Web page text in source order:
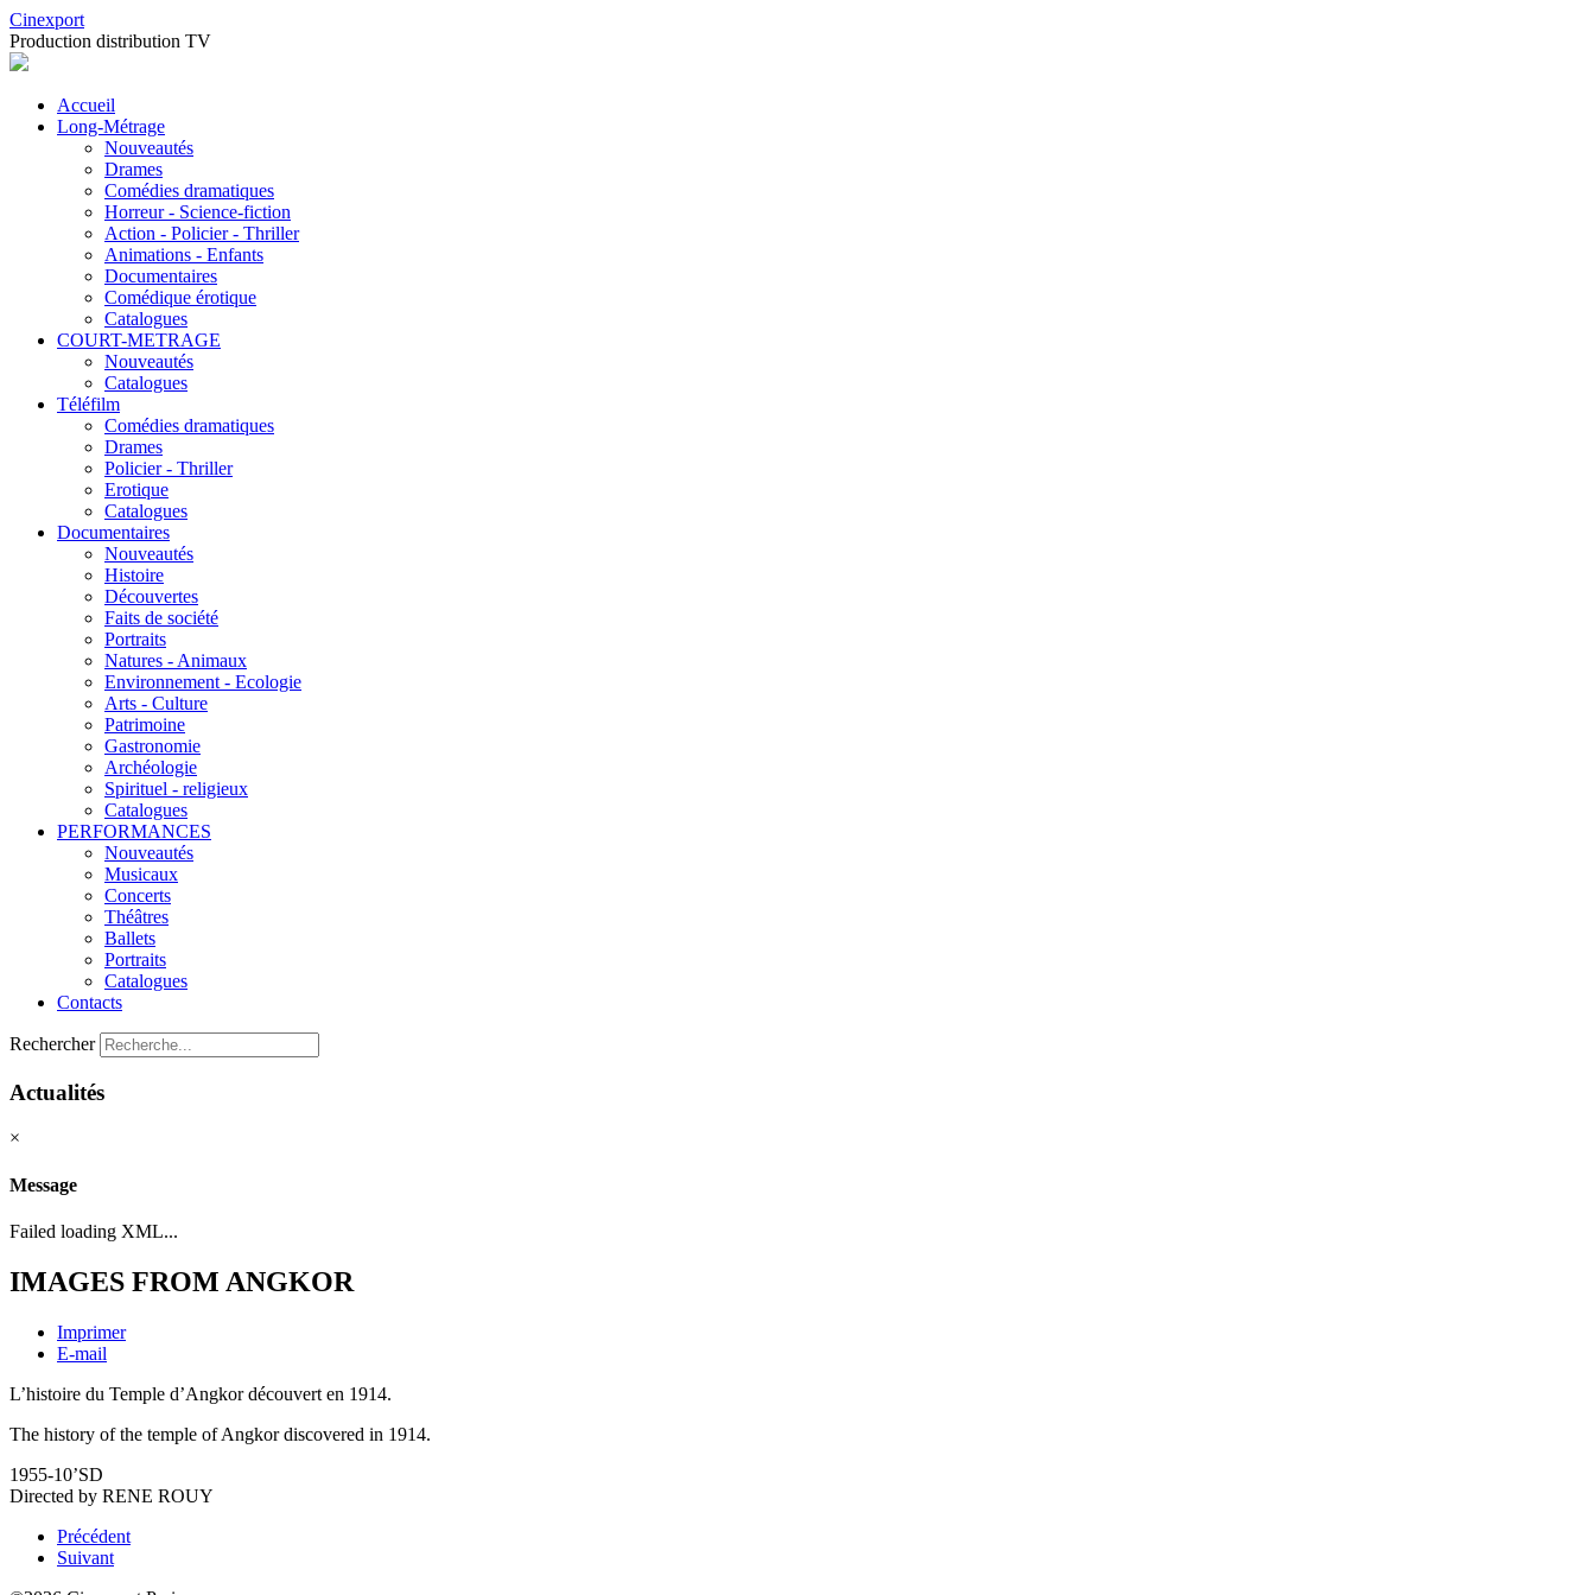
Cinexport
Production distribution TV
Accueil
Long-Métrage
Nouveautés
Drames
Comédies dramatiques
Horreur - Science-fiction
Action - Policier - Thriller
Animations - Enfants
Documentaires
Comédique érotique
Catalogues
COURT-METRAGE
Nouveautés
Catalogues
Téléfilm
Comédies dramatiques
Drames
Policier - Thriller
Erotique
Catalogues
Documentaires
Nouveautés
Histoire
Découvertes
Faits de société
Portraits
Natures - Animaux
Environnement - Ecologie
Arts - Culture
Patrimoine
Gastronomie
Archéologie
Spirituel - religieux
Catalogues
PERFORMANCES
Nouveautés
Musicaux
Concerts
Théâtres
Ballets
Portraits
Catalogues
Contacts
Rechercher
Actualités
×
Message
Failed loading XML...
IMAGES FROM ANGKOR
Imprimer
E-mail
L’histoire du Temple d’Angkor découvert en 1914.
The history of the temple of Angkor discovered in 1914.
1955-10’SD
Directed by RENE ROUY
Précédent
Suivant